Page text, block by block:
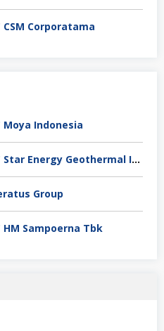
Corporatama
Moya Indonesia
Lowongan Kerja PT Star Energy Geothermal Indonesia
Group
Sampoerna Tbk